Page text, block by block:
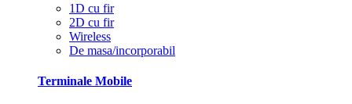
1D cu fir
2D cu fir
Wireless
De masa/incorporabil
Terminale Mobile